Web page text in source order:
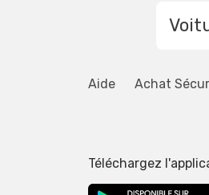
Aide Achat
Téléchargez